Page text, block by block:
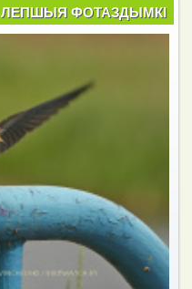
ЛЕПШЫЯ ФОТАЗДЫМКІ